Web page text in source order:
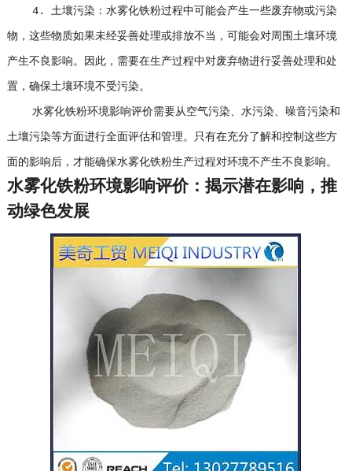
4. 土壤污染：水雾化铁粉过程中可能会产生一些废弃物或污染
物，这些物质如果未经妥善处理或排放不当，可能会对周围土壤环境
产生不良影响。因此，需要在生产过程中对废弃物进行妥善处理和处
置，确保土壤环境不受污染。
水雾化铁粉环境影响评价需要从空气污染、水污染、噪音污染和
土壤污染等方面进行全面评估和管理。只有在充分了解和控制这些方
面的影响后，才能确保水雾化铁粉生产过程对环境不产生不良影响。
水雾化铁粉环境影响评价：揭示潜在影响，推
动绿色发展